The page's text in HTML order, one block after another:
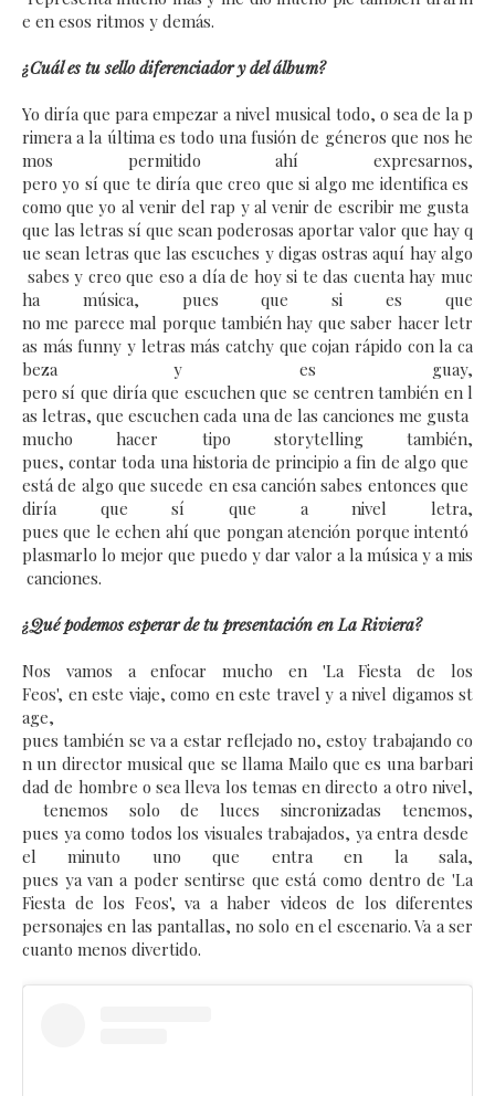
e en esos ritmos y demás.
¿Cuál es tu sello diferenciador y del álbum?
Yo diría que para empezar a nivel musical todo, o sea de la p
rimera a la última es todo una fusión de géneros que nos he
mos permitido ahí expresarnos,
pero yo sí que te diría que creo que si algo me identifica es
como que yo al venir del rap y al venir de escribir me gusta
que las letras sí que sean poderosas aportar valor que hay q
ue sean letras que las escuches y digas ostras aquí hay algo
sabes y creo que eso a día de hoy si te das cuenta hay muc
ha música, pues que si es que
no me parece mal porque también hay que saber hacer letr
as más funny y letras más catchy que cojan rápido con la ca
beza y es guay,
pero sí que diría que escuchen que se centren también en l
as letras, que escuchen cada una de las canciones me gusta
mucho hacer tipo storytelling también,
pues, contar toda una historia de principio a fin de algo que
está de algo que sucede en esa canción sabes entonces que
diría que sí que a nivel letra,
pues que le echen ahí que pongan atención porque intentó
plasmarlo lo mejor que puedo y dar valor a la música y a mis
canciones.
¿Qué podemos esperar de tu presentación en La Riviera?
Nos vamos a enfocar mucho en 'La Fiesta de los
Feos', en este viaje, como en este travel y a nivel digamos st
age,
pues también se va a estar reflejado no, estoy trabajando co
n un director musical que se llama Mailo que es una barbari
dad de hombre o sea lleva los temas en directo a otro nivel,
tenemos solo de luces sincronizadas tenemos,
pues ya como todos los visuales trabajados, ya entra desde
el minuto uno que entra en la sala,
pues ya van a poder sentirse que está como dentro de 'La
Fiesta de los Feos', va a haber videos de los diferentes
personajes en las pantallas, no solo en el escenario. Va a ser
cuanto menos divertido.